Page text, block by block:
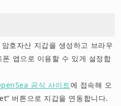
호자산 지갑을 생성하고 브라우
앱으로 이용할 수 있게 설정합
공식 사이트에 접속해 오
버튼으로 지갑을 연동합니다.